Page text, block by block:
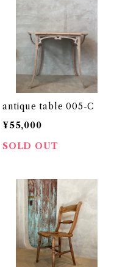
antique table 005-C
¥55,000
SOLD OUT